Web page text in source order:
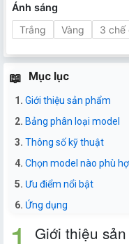
Ánh sáng
Trắng
Vàng 3 chế
Mục lục
Giới thiệu sản phẩm
Bảng phân loại model
Thông số kỹ thuật
Chọn model nào phù
Ưu điểm nổi bật
Ứng dụng
Giới thiệu